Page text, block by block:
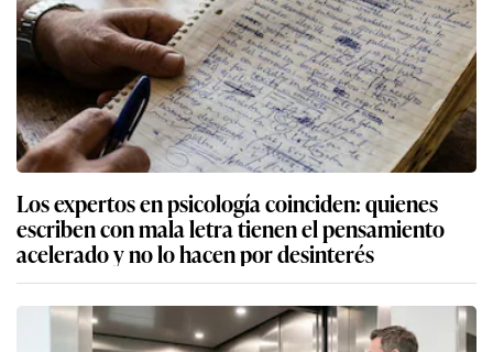
Los expertos en psicología coinciden: quienes
escriben con mala letra tienen el pensamiento
acelerado y no lo hacen por desinterés